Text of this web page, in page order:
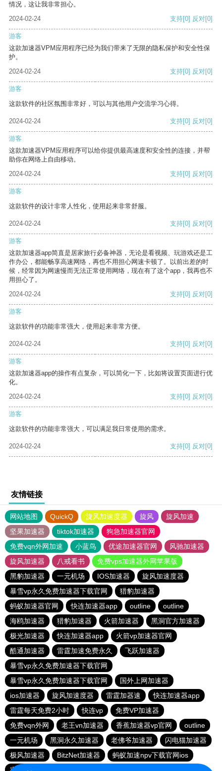
情况，这让我非常担心。
2024-02-24
支持[0] 反对[0]
游客
这款加速器VPM应用程序已经为我们带来了无限的隐私保护和安全性保
护。
2024-02-24
支持[0] 反对[0]
游客
这款软件的社区氛围非常好，可以与其他用户交流学习心得。
2024-02-24 支持[0] 反对[0]
游客
这款加速器VPM应用程序可以给你提供最高速度和安全性的连接，并帮
助你在网络上自由移动。
2024-02-24
支持[0] 反对[0]
游客
这款软件的设计非常人性化，使用起来非常舒服。
2024-02-24 支持[0] 反对[0]
游客
这款加速器app简直是居家旅行必备神器，无论是看视频、玩游戏还是工
作办公，都能畅享高速网络，再也不用担心网速卡顿了。以前出差的时
候，经常因为网速慢而无法正常使用网络，现在有了这个app，我再也不
用担心了。
2024-02-24
支持[0] 反对[0]
游客
这款软件的功能非常强大，使用起来非常方便。
2024-02-24 支持[0] 反对[0]
游客
这款加速器app的操作有点复杂，可以简化一下，比如将设置页面进行优
化。
2024-02-24
支持[0] 反对[0]
游客
这款软件的功能非常强大，可以满足我日常使用的需求。
2024-02-24 支持[0] 反对[0]
友情链接
网站地图 QuickQ 旋风加速度器 旋风
旋风加速
坚果加速器
tiktok加速器
狗急加速器官网
免费vqn外网加速
小蓝鸟 优途加速器官网
风驰加速器
旋风加速器
八戒看书
免费vps加速器外网苹果版
黑豹加速器
一元机场 IOS加速器
旋风加速度器
暴雪vp永久免费加速器下载官网
猎豹加速器
蚂蚁加速器官网
快连加速器app outline
outline
海鸥加速器
猎豹加速器 火箭加速器
黑洞官方加速器
极光加速器
快连加速器app
火箭vp加速器官网
酷通加速器
雷霆加速免费永久
飞跃加速器
暴雪vp永久免费加速器下载官网
暴雪vp永久免费加速器下载官网
国外上网加速器
ios加速器
旋风加速度器 雷霆加器速
快连加速器app
雷霆每天免费2小时
快连vp
免费VP加速器
免费vqn外网
老王vn加速器 香蕉加速器vp官网
outline
一元机场
黑洞永久加速器 老佛爷加速器
闪电猫加速器
极风加速器
BitzNet加速器
蚂蚁加速npv下载官网ios